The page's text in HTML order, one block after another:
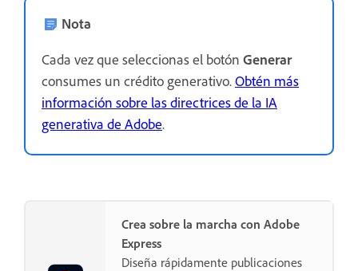
Nota
Cada vez que seleccionas el botón Generar
consumes un crédito generativo.Obtén más
información sobre las directrices de la IA
generativa de Adobe.
Crea sobre la marcha con Adobe
Express
Diseña rápidamente publicaciones